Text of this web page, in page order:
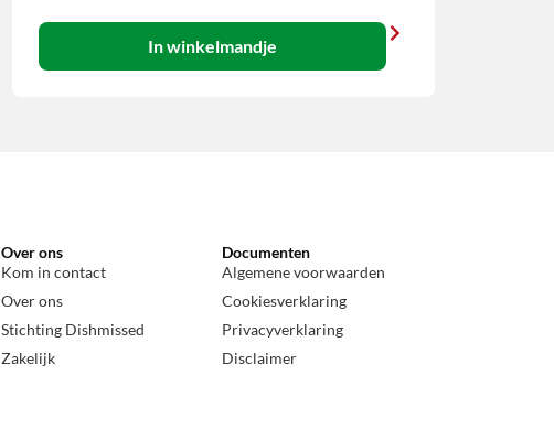
In winkelmandje
Over ons
Kom in contact
Over ons
Stichting Dishmissed
Zakelijk
Documenten
Algemene voorwaarden
Cookiesverklaring
Privacyverklaring
Disclaimer